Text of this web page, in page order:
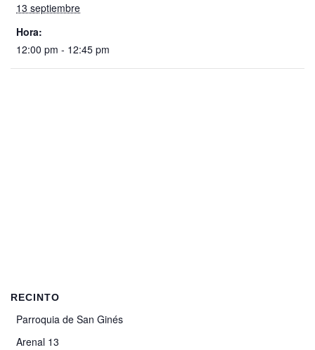
13 septiembre
Hora:
12:00 pm - 12:45 pm
RECINTO
Parroquia de San Ginés
Arenal 13